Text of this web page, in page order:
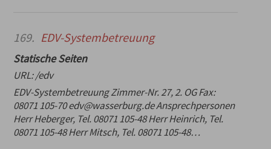
169. EDV-Systembetreuung
Statische Seiten
URL:/edv
EDV-Systembetreuung Zimmer-Nr. 27, 2. OG Fax:
08071 105-70 edv@wasserburg.de Ansprechpersonen
Herr Heberger, Tel. 08071 105-48 Herr Heinrich, Tel.
08071 105-48 Herr Mitsch, Tel. 08071 105-48…